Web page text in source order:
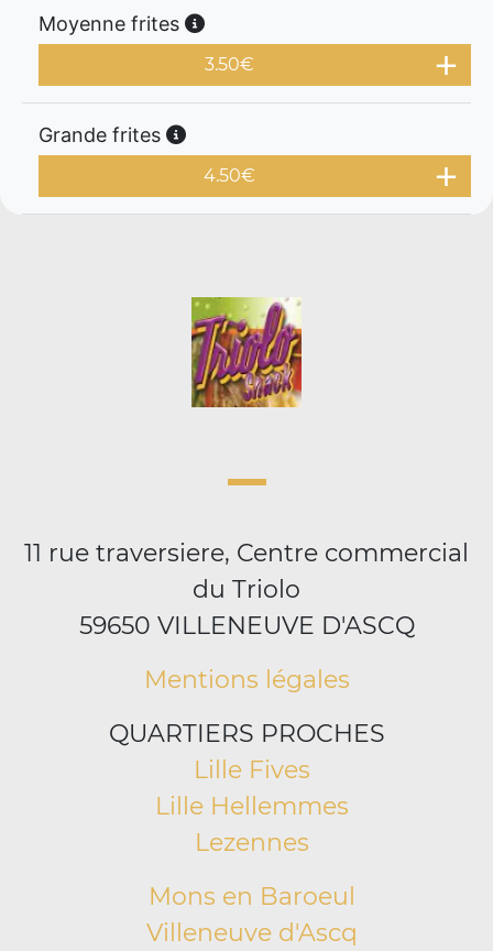
Moyenne frites
3.50€
Grande frites
4.50€
11 rue traversiere, Centre commercial
du Triolo
59650 VILLENEUVE D'ASCQ
Mentions légales
QUARTIERS PROCHES
Lille Fives
Lille Hellemmes
Lezennes
Mons en Baroeul
Villeneuve d'Ascq